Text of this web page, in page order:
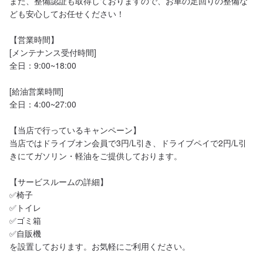
ども安心してお任せください！
【営業時間】
[メンテナンス受付時間]
全日：9:00~18:00
[給油営業時間]
全日：4:00~27:00
【当店で行っているキャンペーン】
当店ではドライブオン会員で3円/L引き、ドライブペイで2円/L引
きにてガソリン・軽油をご提供しております。
【サービスルームの詳細】
✅椅子
✅トイレ
✅ゴミ箱
✅自販機
を設置しております。お気軽にご利用ください。